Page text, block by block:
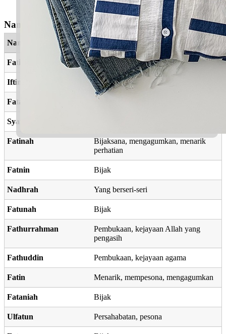
Nama Yang Berkaitan
Nama Maksud
Fatina Menarik
Iftinan Mengagumkan, menarik perhatian
Fatanah Kebijaksanaan
Syafiatunnisa
Fatinah
Bijaksana, mengagumkan, menarik
perhatian
Fatnin Bijak
Nadhrah Yang berseri-seri
Fatunah Bijak
Fathurrahman
Pembukaan, kejayaan Allah yang
pengasih
Fathuddin Pembukaan, kejayaan agama
Fatin Menarik, mempesona, mengagumkan
Fataniah Bijak
Ulfatun Persahabatan, pesona